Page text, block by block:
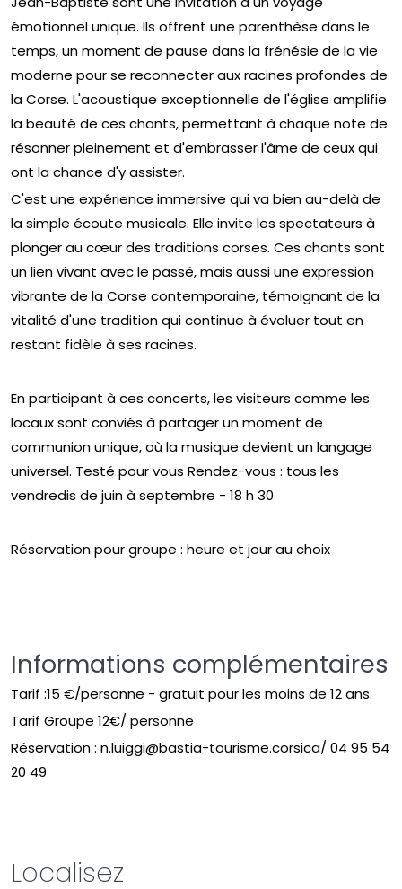
émotionnel unique. Ils offrent une parenthèse dans le
temps, un moment de pause dans la frénésie de la vie
moderne pour se reconnecter aux racines profondes de
la Corse. L'acoustique exceptionnelle de l'église amplifie
la beauté de ces chants, permettant à chaque note de
résonner pleinement et d'embrasser l'âme de ceux qui
ont la chance d'y assister.
C'est une expérience immersive qui va bien au-delà de
la simple écoute musicale. Elle invite les spectateurs à
plonger au cœur des traditions corses. Ces chants sont
un lien vivant avec le passé, mais aussi une expression
vibrante de la Corse contemporaine, témoignant de la
vitalité d'une tradition qui continue à évoluer tout en
restant fidèle à ses racines.
En participant à ces concerts, les visiteurs comme les
locaux sont conviés à partager un moment de
communion unique, où la musique devient un langage
universel. Testé pour vous Rendez-vous : tous les
vendredis de juin à septembre - 18 h 30
Réservation pour groupe : heure et jour au choix
Informations complémentaires
Tarif :15 €/personne - gratuit pour les moins de 12 ans.
Tarif Groupe 12€/ personne
Réservation : n.luiggi@bastia-tourisme.corsica/ 04 95 54
20 49
Localisez